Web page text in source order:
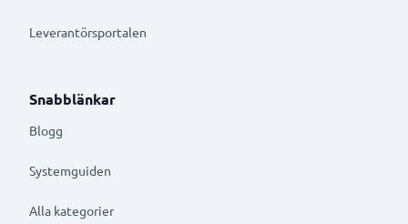
Leverantörsportalen
Snabblänkar
Blogg
Systemguiden
Alla kategorier